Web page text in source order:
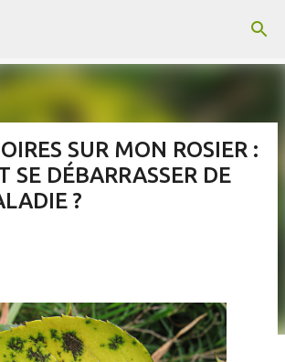
SUR MON ROSIER :
SE DÉBARRASSER DE
?